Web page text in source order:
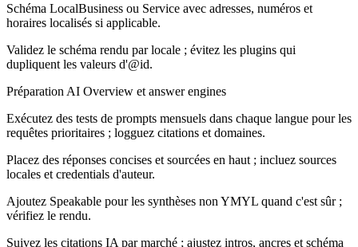
Schéma LocalBusiness ou Service avec adresses, numéros et
horaires localisés si applicable.
Validez le schéma rendu par locale ; évitez les plugins qui
dupliquent les valeurs d'@id.
Préparation AI Overview et answer engines
Exécutez des tests de prompts mensuels dans chaque langue pour les
requêtes prioritaires ; logguez citations et domaines.
Placez des réponses concises et sourcées en haut ; incluez sources
locales et credentials d'auteur.
Ajoutez Speakable pour les synthèses non YMYL quand c'est sûr ;
vérifiez le rendu.
Suivez les citations IA par marché ; ajustez intros, ancres et schéma